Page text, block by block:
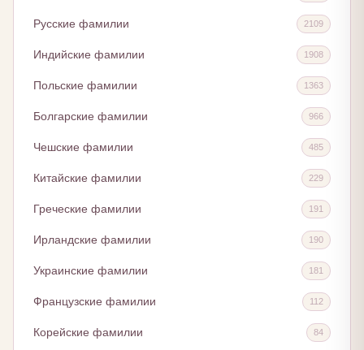
Русские фамилии 2109
Индийские фамилии 1908
Польские фамилии 1363
Болгарские фамилии 966
Чешские фамилии 485
Китайские фамилии 229
Греческие фамилии 191
Ирландские фамилии 190
Украинские фамилии 181
Французские фамилии 112
Корейские фамилии 84